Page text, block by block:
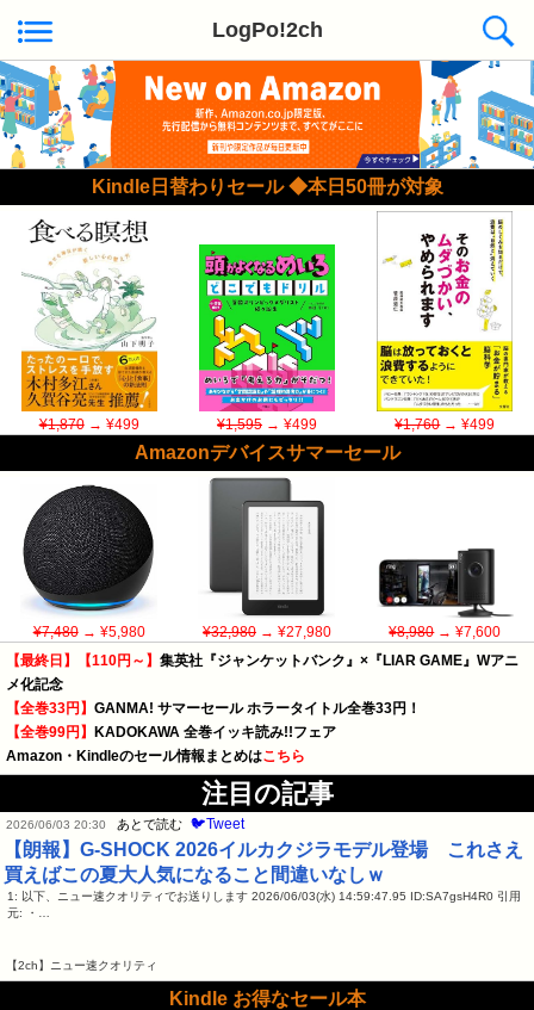
LogPo!2ch
Kindle日替わりセール ◆本日50冊が対象
¥1,870→ ¥499 ¥1,595→ ¥499 ¥1,760→ ¥499
Amazonデバイスサマーセール
¥7,480→ ¥5,980 ¥32,980→ ¥27,980 ¥8,980→ ¥7,600
【最終日】【110円～】 集英社『ジャンケットバンク』×『LIAR GAME』Wアニ
メ化記念
【全巻33円】 GANMA! サマーセール ホラータイトル全巻33円！
【全巻99円】 KADOKAWA 全巻イッキ読み!!フェア
Amazon・Kindleのセール情報まとめはこちら
注目の記事
2026/06/03 20:30 あとで読む 🐦Tweet
【朗報】G-SHOCK 2026イルカクジラモデル登場 これさえ
買えばこの夏大人気になること間違いなしｗ
1: 以下、ニュー速クオリティでお送りします 2026/06/03(水) 14:59:47.95 ID:SA7gsH4R0 引用
元: ・…
【2ch】ニュー速クオリティ
Kindle お得なセール本